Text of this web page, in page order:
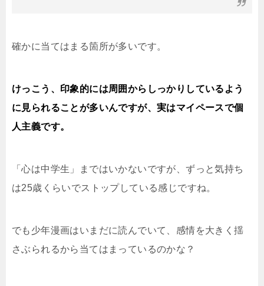
確かに当てはまる箇所が多いです。
けっこう、印象的には周囲からしっかりしているよう
に見られることが多いんですが、実はマイペースで個
人主義です。
「心は中学生」まではいかないですが、ずっと気持ち
は25歳くらいでストップしている感じですね。
でも少年漫画はいまだに読んでいて、感情を大きく揺
さぶられるから当てはまっているのかな？